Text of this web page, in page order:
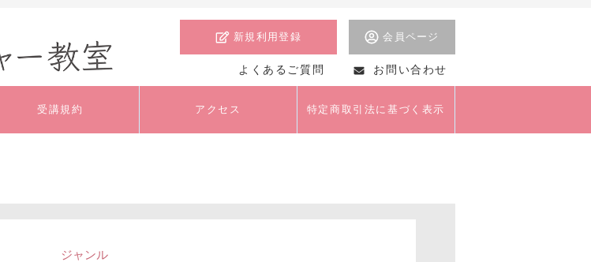
会員ページ
新規利用登録
よくあるご質問 お問い合わせ
受講規約 アクセス 特定商取引法に基づく表示
ジャンル